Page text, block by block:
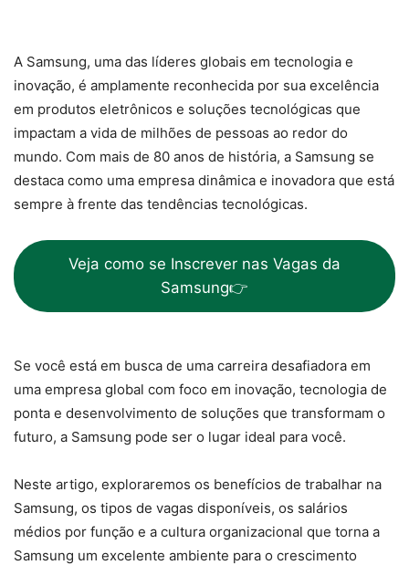
A Samsung, uma das líderes globais em tecnologia e
inovação, é amplamente reconhecida por sua excelência
em produtos eletrônicos e soluções tecnológicas que
impactam a vida de milhões de pessoas ao redor do
mundo. Com mais de 80 anos de história, a Samsung se
destaca como uma empresa dinâmica e inovadora que está
sempre à frente das tendências tecnológicas.
Veja como se Inscrever nas Vagas da
Samsung👉
Se você está em busca de uma carreira desafiadora em
uma empresa global com foco em inovação, tecnologia de
ponta e desenvolvimento de soluções que transformam o
futuro, a Samsung pode ser o lugar ideal para você.
Neste artigo, exploraremos os benefícios de trabalhar na
Samsung, os tipos de vagas disponíveis, os salários
médios por função e a cultura organizacional que torna a
Samsung um excelente ambiente para o crescimento